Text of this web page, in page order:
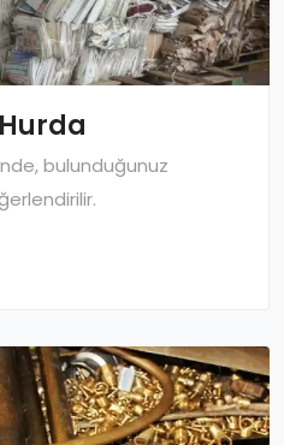
bulunduğunuz